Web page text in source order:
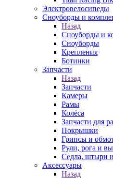
Электровелосипеды
Cноуборды и
Назад
Cноуборды и
Сноуборды
Крепления
Ботинки
Запчасти
Назад
Запчасти
Камеры
Рамы
Колёса
Запчасти для
Покрышки
Грипсы и
Рули, рога и
Седла, штыри
Аксессуары
Назад